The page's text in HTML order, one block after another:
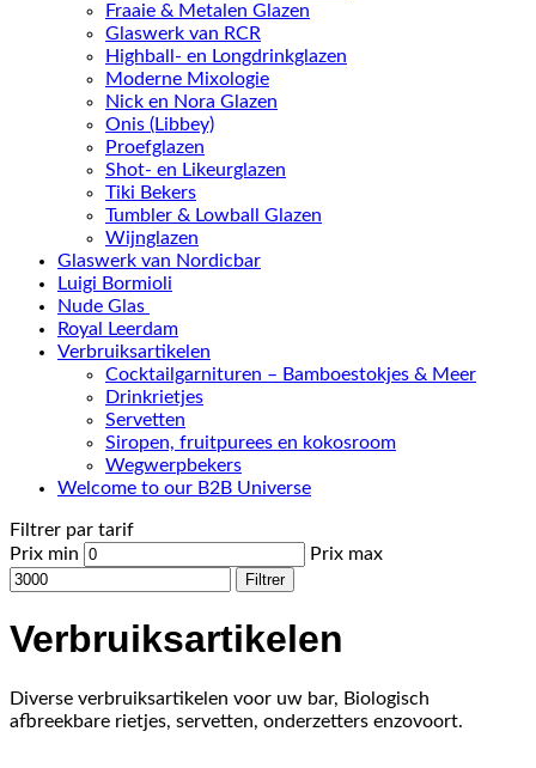
Fraaie & Metalen Glazen
Glaswerk van RCR
Highball- en Longdrinkglazen
Moderne Mixologie
Nick en Nora Glazen
Onis (Libbey)
Proefglazen
Shot- en Likeurglazen
Tiki Bekers
Tumbler & Lowball Glazen
Wijnglazen
Glaswerk van Nordicbar
Luigi Bormioli
Nude Glas
Royal Leerdam
Verbruiksartikelen
Cocktailgarnituren – Bamboestokjes & Meer
Drinkrietjes
Servetten
Siropen, fruitpurees en kokosroom
Wegwerpbekers
Welcome to our B2B Universe
Filtrer par tarif
Prix min
Prix max
Filtrer
Verbruiksartikelen
Diverse verbruiksartikelen voor uw bar, Biologisch
afbreekbare rietjes, servetten, onderzetters enzovoort.